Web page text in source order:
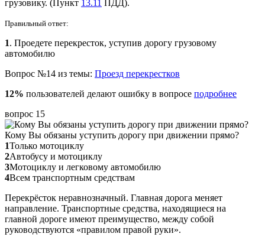
грузовику. (Пункт 13.11 ПДД).
Правильный ответ:
1. Проедете перекресток, уступив дорогу грузовому
автомобилю
Вопрос №14 из темы: Проезд перекрестков
12% пользователей делают ошибку в вопросе подробнее
вопрос 15
Кому Вы обязаны уступить дорогу при движении прямо?
1Только мотоциклу
2Автобусу и мотоциклу
3Мотоциклу и легковому автомобилю
4Всем транспортным средствам
Перекрёсток неравнозначный. Главная дорога меняет
направление. Транспортные средства, находящиеся на
главной дороге имеют преимущество, между собой
руководствуются «правилом правой руки».